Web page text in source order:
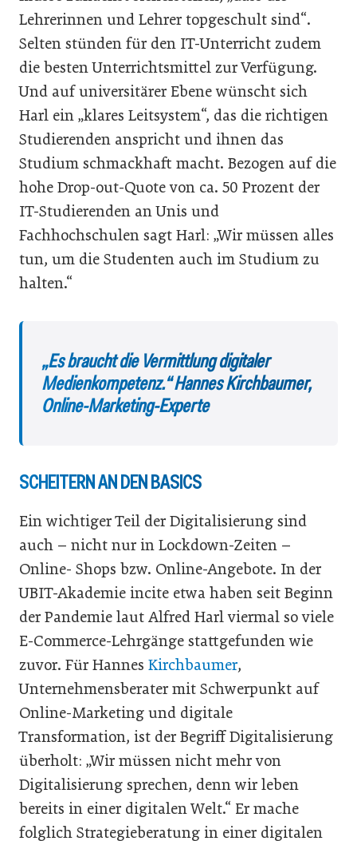
Lehrerinnen und Lehrer topgeschult sind“.
Selten stünden für den IT-Unterricht zudem
die besten Unterrichtsmittel zur Verfügung.
Und auf universitärer Ebene wünscht sich
Harl ein „klares Leitsystem“, das die richtigen
Studierenden anspricht und ihnen das
Studium schmackhaft macht. Bezogen auf die
hohe Drop-out-Quote von ca. 50 Prozent der
IT-Studierenden an Unis und
Fachhochschulen sagt Harl: „Wir müssen alles
tun, um die Studenten auch im Studium zu
halten.“
„Es braucht die Vermittlung digitaler
Medienkompetenz.“ Hannes Kirchbaumer,
Online-Marketing-Experte
SCHEITERN AN DEN BASICS
Ein wichtiger Teil der Digitalisierung sind
auch – nicht nur in Lockdown-Zeiten –
Online- Shops bzw. Online-Angebote. In der
UBIT-Akademie incite etwa haben seit Beginn
der Pandemie laut Alfred Harl viermal so viele
E-Commerce-Lehrgänge stattgefunden wie
zuvor. Für Hannes Kirchbaumer,
Unternehmensberater mit Schwerpunkt auf
Online-Marketing und digitale
Transformation, ist der Begriff Digitalisierung
überholt: „Wir müssen nicht mehr von
Digitalisierung sprechen, denn wir leben
bereits in einer digitalen Welt.“ Er mache
folglich Strategieberatung in einer digitalen